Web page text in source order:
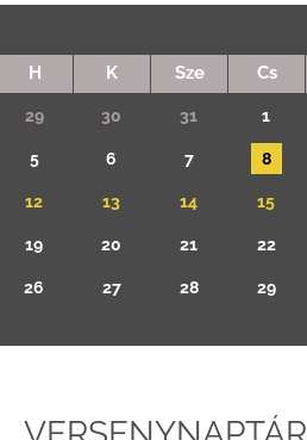
H K Sze Cs
29 30 31 1
5 6 7 8
12 13 14 15
19 20 21 22
26 27 28 29